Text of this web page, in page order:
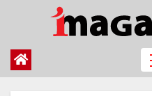
contenuto